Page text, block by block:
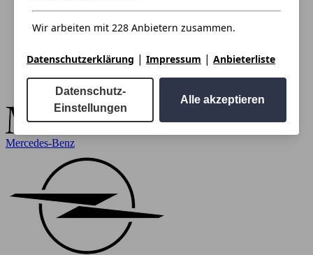
Mercedes-Benz
Wir arbeiten mit 228 Anbietern zusammen.
Datenschutzerklärung | Impressum | Anbieterliste
Datenschutz-
Einstellungen
Alle akzeptieren